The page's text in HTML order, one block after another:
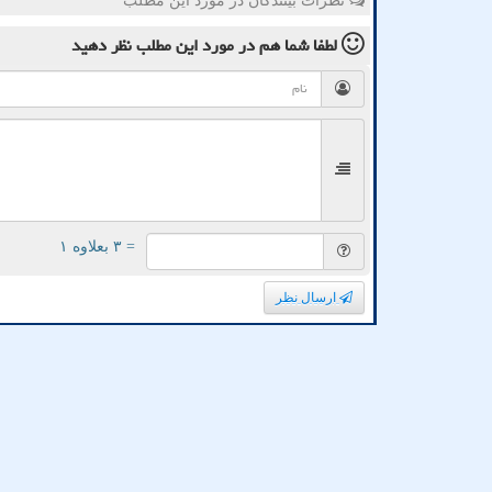
لطفا شما همدر مورد این مطلبنظر دهید
= ۳ بعلاوه ۱
ارسال نظر